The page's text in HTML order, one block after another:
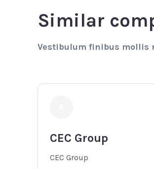
Similar
Vestibulum finibus mollis
CEC Group
CEC Group